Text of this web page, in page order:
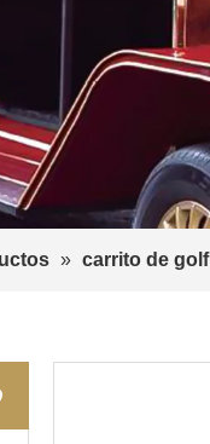
» carrito de golf